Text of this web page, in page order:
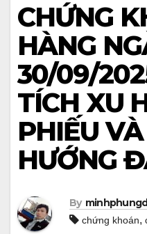
CHỨNG
HÀNG
30/09/
TÍCH XU
PHIẾU
HƯỚNG
By
chứng khoán,